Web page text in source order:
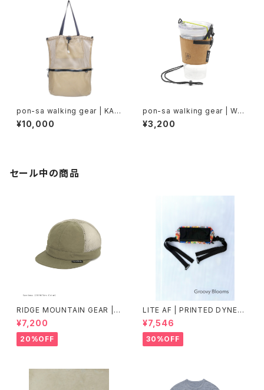
pon-sa walking gear | KAN
GAROO 5 way BAG RM
¥10,000
pon-sa walking gear | WEA
R sleeve Tyvek
¥3,200
セール中の商品
RIDGE MOUNTAIN GEAR |
Mesh Basic Cap
¥7,200
20%OFF
LITE AF | PRINTED DYNEE
MA FEATHER WEIGHT FAN
NY PACK
¥7,546
30%OFF